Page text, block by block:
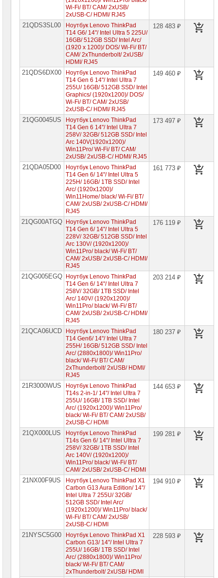
серверов
Российское
ПО
Термошкафы
Wi-Fi/ BT/ CAM/ 2xUSB/
2xUSB-C/ HDMI/ RJ45
21QDS3SL00
Ноутбук Lenovo ThinkPad
T14 G6/ 14"/ Intel Ultra 5 225U/
16GB/ 512GB SSD/ Intel Arc/
(1920 x 1200)/ DOS/ Wi-Fi/ BT/
CAM/ 2xThunderbolt/ 2xUSB/
HDMI/ RJ45
128 483 ₽
21QDS6DX00
Ноутбук Lenovo ThinkPad
T14 Gen 6 14"/ Intel Ultra 7
255U/ 16GB/ 512GB SSD/ Intel
Graphics/ (1920x1200)/ DOS/
Wi-Fi/ BT/ CAM/ 2xUSB/
2xUSB-C/ HDMI/ RJ45
149 460 ₽
21QG0045US
Ноутбук Lenovo ThinkPad
T14 Gen 6 14"/ Intel Ultra 7
258V/ 32GB/ 512GB SSD/ Intel
Arc 140V(1920x1200)/
Win11Pro/ Wi-Fi/ BT/ CAM/
2xUSB/ 2xUSB-C/ HDMI/ RJ45
173 497 ₽
21QDA05D00
Ноутбук Lenovo ThinkPad
T14 Gen 6/ 14"/ Intel Ultra 5
225H/ 16GB/ 1TB SSD/ Intel
Arc/ (1920x1200)/
Win11Home/ black/ Wi-Fi/ BT/
CAM/ 2xUSB/ 2xUSB-C/ HDMI/
RJ45
161 773 ₽
21QG00ATGQ
Ноутбук Lenovo ThinkPad
T14 Gen 6/ 14"/ Intel Ultra 5
228V/ 32GB/ 512GB SSD/ Intel
Arc 130V/ (1920x1200)/
Win11Pro/ black/ Wi-Fi/ BT/
CAM/ 2xUSB/ 2xUSB-C/ HDMI/
RJ45
176 119 ₽
21QG005EGQ
Ноутбук Lenovo ThinkPad
T14 Gen 6/ 14"/ Intel Ultra 7
258V/ 32GB/ 1TB SSD/ Intel
Arc/ 140V/ (1920x1200)/
Win11Pro/ black/ Wi-Fi/ BT/
CAM/ 2xUSB/ 2xUSB-C/ HDMI/
RJ45
203 214 ₽
21QCA06UCD
Ноутбук Lenovo ThinkPad
T14 Gen6/ 14"/ Intel Ultra 7
255H/ 16GB/ 512GB SSD/ Intel
Arc/ (2880x1800)/ Win11Pro/
black/ Wi-Fi/ BT/ CAM/
2xThunderbolt/ 2xUSB/ HDMI/
RJ45
180 237 ₽
21R3000WUS
Ноутбук Lenovo ThinkPad
T14s 2-in-1/ 14"/ Intel Ultra 7
255U/ 16GB/ 1TB SSD/ Intel
Arc/ (1920x1200)/ Win11Pro/
black/ Wi-Fi/ BT/ CAM/ 2xUSB/
2xUSB-C/ HDMI
144 653 ₽
21QX000LUS
Ноутбук Lenovo ThinkPad
T14s Gen 6/ 14"/ Intel Ultra 7
258V/ 32GB/ 1TB SSD/ Intel
Arc 140V/ (1920x1200)/
Win11Pro/ black/ Wi-Fi/ BT/
CAM/ 2xUSB/ 2xUSB-C/ HDMI
199 281 ₽
21NX00F9US
Ноутбук Lenovo ThinkPad X1
Carbon G13 Aura Edition/ 14"/
Intel Ultra 7 255U/ 32GB/
512GB SSD/ Intel Arc/
(1920x1200)/ Win11Pro/ black/
Wi-Fi/ BT/ CAM/ 2xUSB/
2xUSB-C/ HDMI
194 910 ₽
21NYSC5G00
Ноутбук Lenovo ThinkPad X1
Carbon G13/ 14"/ Intel Ultra 7
255U/ 16GB/ 1TB SSD/ Intel
Arc/ (2880x1800)/ Win11Pro/
black/ Wi-Fi/ BT/ CAM/
2xThunderbolt/ 2xUSB/ HDMI
228 593 ₽